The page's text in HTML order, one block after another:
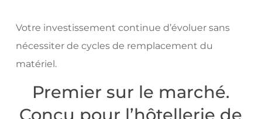
Votre investissement continue d’évoluer sans
nécessiter de cycles de remplacement du
matériel.
Premier sur le marché.
Conçu pour l’hôtellerie de